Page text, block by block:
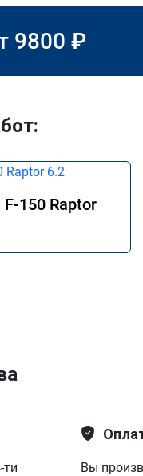
9800 ₽
150 Raptor
ти
Вы